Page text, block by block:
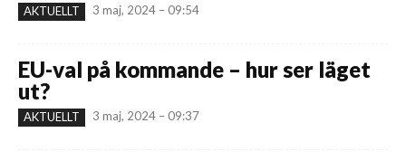
AKTUELLT 3 maj, 2024 – 09:54
EU-val på kommande – hur ser läget
ut?
AKTUELLT 3 maj, 2024 – 09:37